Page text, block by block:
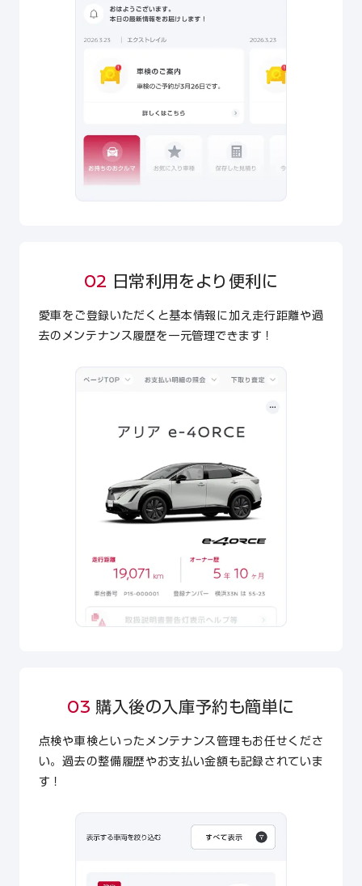
02 日常利用をより便利に
愛車をご登録いただくと基本情報に加え走行距離や過
去のメンテナンス履歴を一元管理できます！
03 購入後の入庫予約も簡単に
点検や車検といったメンテナンス管理もお任せくださ
い。過去の整備履歴やお支払い金額も記録されていま
す！